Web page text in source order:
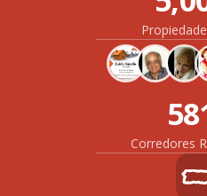
Corredores